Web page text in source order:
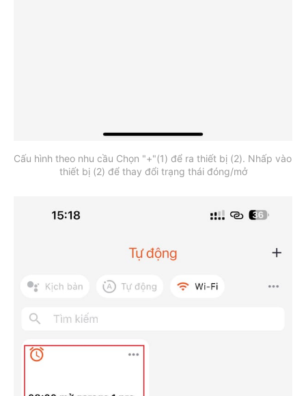
Cấu hình theo nhu cầu Chọn "+"(1) để ra thiết bị (2). Nhấp vào
thiết bị (2) để thay đổi trạng thái đóng/mở